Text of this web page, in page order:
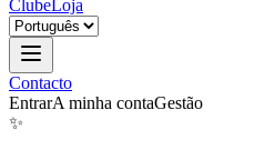
ClubeLoja
Contacto
EntrarA minha contaGestão
✨